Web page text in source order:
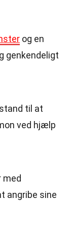
og en
genkendeligt
til at
ved hjælp
med
angribe sine